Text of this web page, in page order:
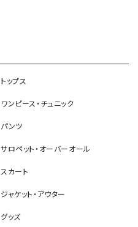
トップス
ワンピース・チュニック
パンツ
サロペット・オーバーオール
スカート
ジャケット・アウター
グッズ